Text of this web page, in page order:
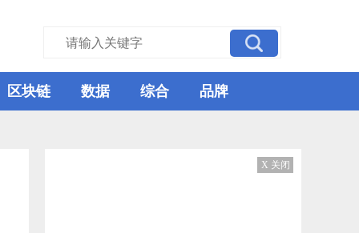
区块链 数据 综合 品牌
X 关闭